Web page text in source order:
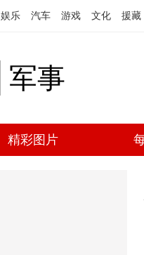
娱乐 汽车 游戏 文化 援藏
军事
精彩图片